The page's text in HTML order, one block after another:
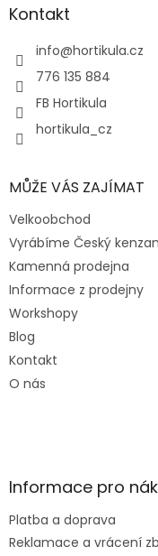
aKontakt
info@hortikula.cz
776 135 884
FB Hortikula
hortikula_cz
MŮŽE VÁS ZAJÍMAT
Velkoobchod
Vyrábíme Český kenzan
Kamenná prodejna
Informace z prodejny
Workshopy
Blog
Kontakt
O nás
Informace pro
Platba a doprava
Reklamace a vrácení